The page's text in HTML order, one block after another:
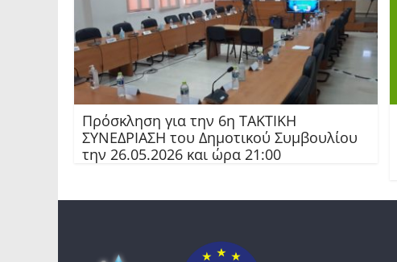
Πρόσκληση για την 6η ΤΑΚΤΙΚΗ
ΣΥΝΕΔΡΙΑΣΗ του Δημοτικού Συμβουλίου
την 26.05.2026 και ώρα 21:00